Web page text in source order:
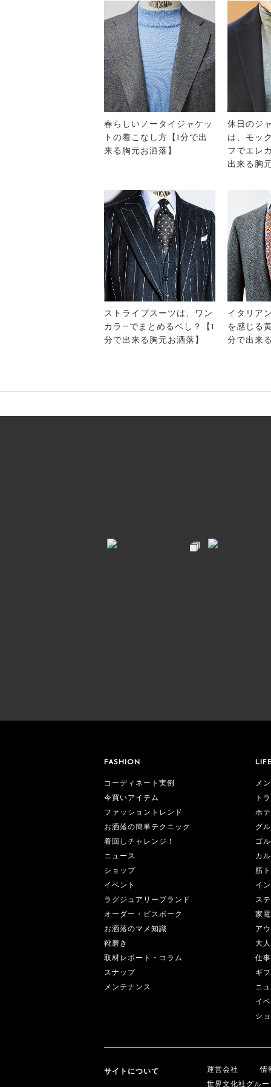
春らしいノータイジャケッ
トの着こなし方【1分で出
来る胸元お洒落】
休日のジ
は、モッ
フでエレ
出来る胸
ストライプスーツは、ワン
カラ―でまとめるベし？【1
分で出来る胸元お洒落】
イタリア
を感じる
分で出来
FASHION
コーディネート実例
今買いアイテム
ファッショントレンド
お洒落の簡単テクニック
着回しチャレンジ！
ニュース
ショップ
イベント
ラグジュアリーブランド
オーダー・ビスポーク
お洒落のマメ知識
靴磨き
取材レポート・コラム
スナップ
メンテナンス
メ
ト
ホ
グ
ゴ
カ
筋
イ
ス
家電
ア
大
仕
ギ
ニ
イ
シ
サイトについて 運営会社
情
世界文化社グルー